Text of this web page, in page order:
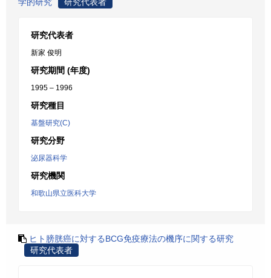
研究代表者
新家 俊明
研究期間 (年度)
1995 – 1996
研究種目
基盤研究(C)
研究分野
泌尿器科学
研究機関
和歌山県立医科大学
ヒト膀胱癌に対するBCG免疫療法の機序に関する研究
研究代表者